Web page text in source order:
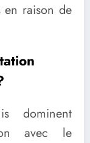
en raison de
dominent
avec le